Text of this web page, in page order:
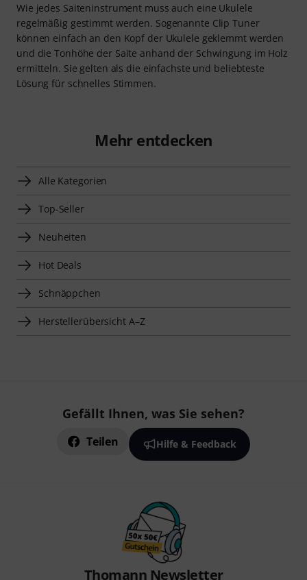
Wie jedes Saiteninstrument muss auch eine Ukulele
regelmäßig gestimmt werden. Sogenannte Clip Tuner
können einfach an den Kopf der Ukulele geklemmt werden
und die Tonhöhe der Saite anhand der Schwingung im Holz
ermitteln. Sie gelten als die einfachste und beliebteste
Lösung für schnelles Stimmen.
Mehr entdecken
Alle Kategorien
Top-Seller
Neuheiten
Hot Deals
Schnäppchen
Herstellerübersicht A–Z
Gefällt Ihnen, was Sie sehen?
Teilen Hilfe & Feedback
Thomann Newsletter